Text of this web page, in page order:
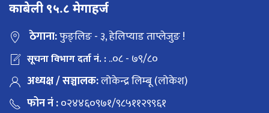
काबेली ९५.८ मेगाहर्ज
ठेगाना:फुङ्लिङ - ३, हेलिप्याड ताप्लेजुङ !
सूचना विभाग दर्ता नं. :..०८ - ७९/८०
अध्यक्ष / सञ्चालक:लोकेन्द्र लिम्बू (लोकेश)
फोन नं :०२४४६०९७१/९८५११२९९६१